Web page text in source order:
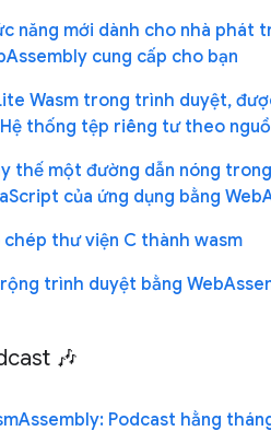
năng mới dành cho nhà phát
cung cấp cho bạn
Wasm trong trình duyệt,
thống tệp riêng tư theo
thế một đường dẫn nóng trong
của ứng dụng bằng
chép thư viện C thành wasm
trình duyệt bằng
🎶
Podcast hằng